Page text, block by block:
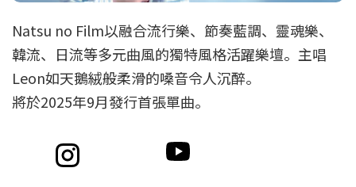
Natsu no Film以融合流行樂、節奏藍調、靈魂樂、
韓流、日流等多元曲風的獨特風格活躍樂壇。主唱
Leon如天鵝絨般柔滑的嗓音令人沉醉。
將於2025年9月發行首張單曲。